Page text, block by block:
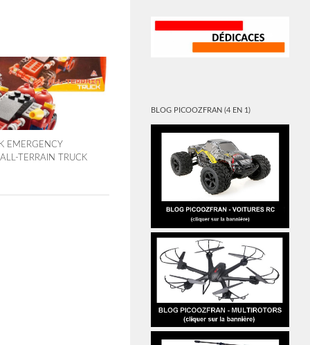
EMERGENCY
TERRAIN TRUCK
BLOG PICOOZFRAN (4 EN 1)